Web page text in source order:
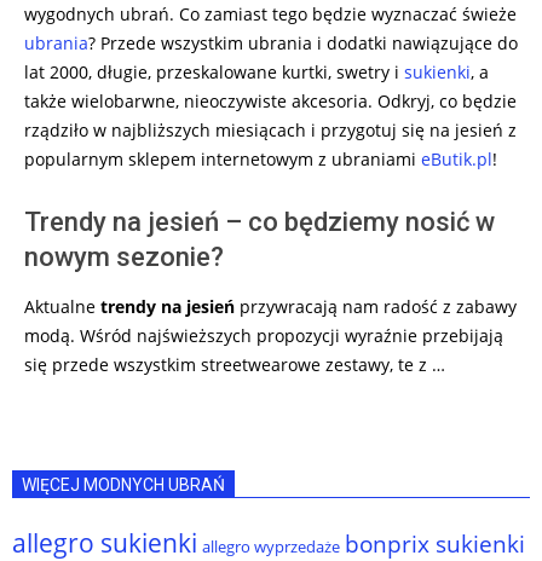
wygodnych ubrań. Co zamiast tego będzie wyznaczać świeże
ubrania? Przede wszystkim ubrania i dodatki nawiązujące do
lat 2000, długie, przeskalowane kurtki, swetry i sukienki, a
także wielobarwne, nieoczywiste akcesoria. Odkryj, co będzie
rządziło w najbliższych miesiącach i przygotuj się na jesień z
popularnym sklepem internetowym z ubraniami eButik.pl!
Trendy na jesień – co będziemy nosić w
nowym sezonie?
Aktualne trendy na jesień przywracają nam radość z zabawy
modą. Wśród najświeższych propozycji wyraźnie przebijają
się przede wszystkim streetwearowe zestawy, te z …
WIĘCEJ MODNYCH UBRAŃ
allegro sukienki allegro wyprzedaże bonprix sukienki